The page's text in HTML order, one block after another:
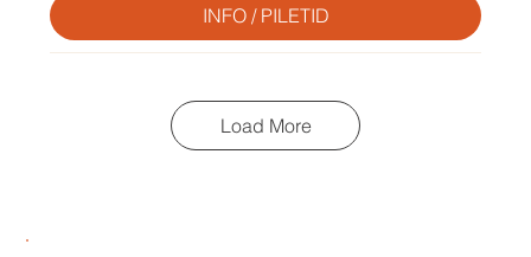
INFO / PILETID
Load More